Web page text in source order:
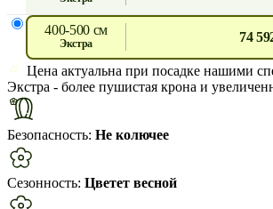
400-500 см
экстра 74
Цена актуальна при посадке нашими
Экстра - более пушистая крона и
Безопасность: Не колючее
Сезонность: Цветет весной